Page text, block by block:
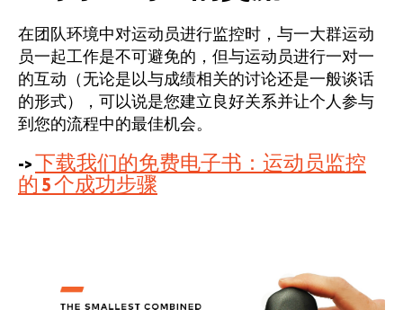
在团队环境中对运动员进行监控时，与一大群运动
员一起工作是不可避免的，但与运动员进行一对一
的互动（无论是以与成绩相关的讨论还是一般谈话
的形式），可以说是您建立良好关系并让个人参与
到您的流程中的最佳机会。
->
下载我们的免费电子书：运动员监控
的 5 个成功步骤